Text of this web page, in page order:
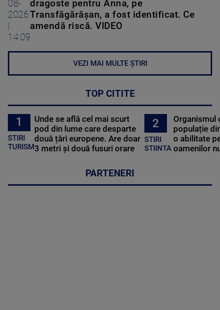
08-
2026
14:09
dragoste pentru Anna, pe
Transfăgărăşan, a fost identificat. Ce
amendă riscă. VIDEO
VEZI MAI MULTE ȘTIRI
TOP CITITE
1
STIRI
TURISM
Unde se află cel mai scurt
pod din lume care desparte
două țări europene. Are doar
3 metri și două fusuri orare
2
STIRI
STIINTA
Organismul
populație
o abilitate
oamenilor
PARTENERI